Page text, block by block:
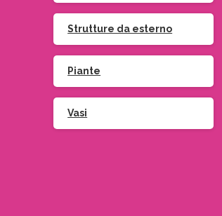
Strutture da esterno
Piante
Vasi